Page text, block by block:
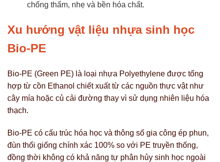
chống thấm, nhẹ và bền hóa chất.
Xu hướng vật liệu nhựa sinh học
Bio-PE
Bio-PE (Green PE) là loại nhựa Polyethylene được tổng
hợp từ cồn Ethanol chiết xuất từ các nguồn thực vật như
cây mía hoặc củ cải đường thay vì sử dụng nhiên liệu hóa
thạch.
Bio-PE có cấu trúc hóa học và thông số gia công ép phun,
đùn thổi giống chính xác 100% so với PE truyền thống,
đồng thời không có khả năng tự phân hủy sinh học ngoài